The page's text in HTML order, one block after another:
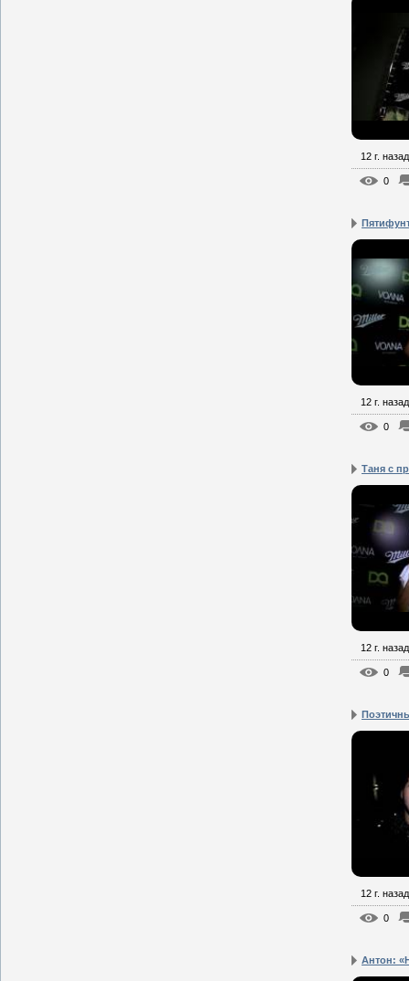
12 г. назад
0
12 г. назад
0
Таня с
12 г. назад
0
12 г. назад
0
Антон: